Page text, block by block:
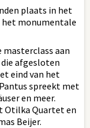
plaats in het
het monumentale
masterclass aan
afgesloten
eind van het
spreekt met
en meer.
Otilka Quartet en
Beijer.